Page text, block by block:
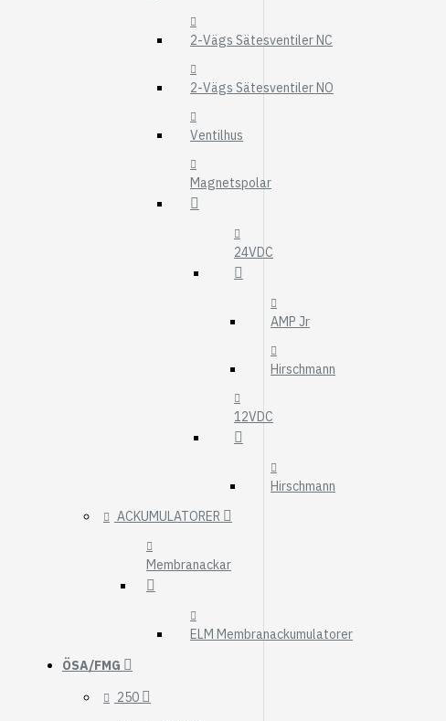
BRÄNSLEFILTER
HYDRAULFILTER
2-Vägs Sätesventiler NC
2-Vägs Sätesventiler NO
Ventilhus
Magnetspolar
24VDC
AMP Jr
Hirschmann
12VDC
Hirschmann
ACKUMULATORER
Membranackar
ELM Membranackumulatorer
ÖSA/FMG
250